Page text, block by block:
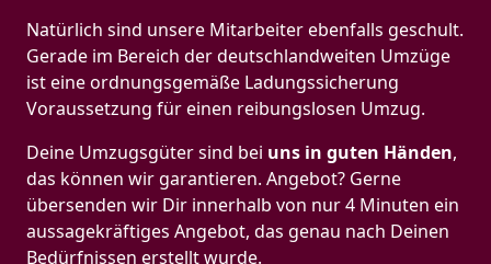
Natürlich sind unsere Mitarbeiter ebenfalls geschult.
Gerade im Bereich der deutschlandweiten Umzüge
ist eine ordnungsgemäße Ladungssicherung
Voraussetzung für einen reibungslosen Umzug.
Deine Umzugsgüter sind bei uns in guten Händen,
das können wir garantieren. Angebot? Gerne
übersenden wir Dir innerhalb von nur 4 Minuten ein
aussagekräftiges Angebot, das genau nach Deinen
Bedürfnissen erstellt wurde.